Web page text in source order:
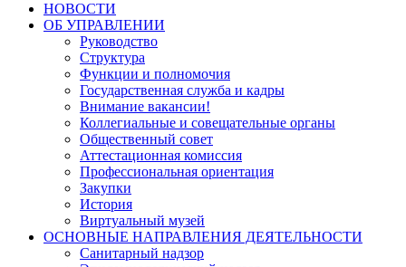
НОВОСТИ
ОБ УПРАВЛЕНИИ
Руководство
Структура
Функции и полномочия
Государственная служба и кадры
Внимание вакансии!
Коллегиальные и совещательные органы
Общественный совет
Аттестационная комиссия
Профессиональная ориентация
Закупки
История
Виртуальный музей
ОСНОВНЫЕ НАПРАВЛЕНИЯ ДЕЯТЕЛЬНОСТИ
Санитарный надзор